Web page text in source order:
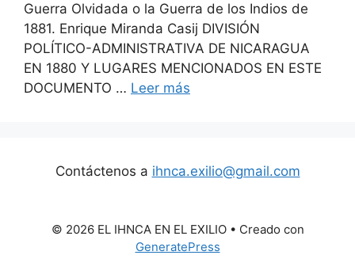
Guerra Olvidada o la Guerra de los Indios de
1881. Enrique Miranda Casij DIVISIÓN
POLÍTICO-ADMINISTRATIVA DE NICARAGUA
EN 1880 Y LUGARES MENCIONADOS EN ESTE
DOCUMENTO … Leer más
Contáctenos a ihnca.exilio@gmail.com
© 2026 EL IHNCA EN EL EXILIO• Creado con
GeneratePress